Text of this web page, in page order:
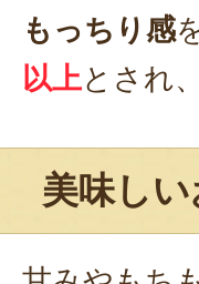
もっちり感
以上とされ
美味し